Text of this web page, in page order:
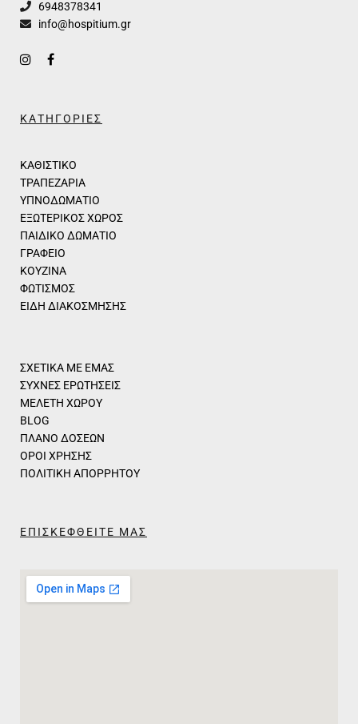
6948378341
info@hospitium.gr
ΚΑΤΗΓΟΡΙΕΣ
ΚΑΘΙΣΤΙΚΟ
ΤΡΑΠΕΖΑΡΙΑ
ΥΠΝΟΔΩΜΑΤΙΟ
ΕΞΩΤΕΡΙΚΟΣ ΧΩΡΟΣ
ΠΑΙΔΙΚΟ ΔΩΜΑΤΙΟ
ΓΡΑΦΕΙΟ
ΚΟΥΖΙΝΑ
ΦΩΤΙΣΜΟΣ
ΕΙΔΗ ΔΙΑΚΟΣΜΗΣΗΣ
ΣΧΕΤΙΚΑ ΜΕ ΕΜΑΣ
ΣΥΧΝΕΣ ΕΡΩΤΗΣΕΙΣ
ΜΕΛΕΤΗ ΧΩΡΟΥ
BLOG
ΠΛΑΝΟ ΔΟΣΕΩΝ
ΟΡΟΙ ΧΡΗΣΗΣ
ΠΟΛΙΤΙΚΗ ΑΠΟΡΡΗΤΟΥ
ΕΠΙΣΚΕΦΘΕΙΤΕ ΜΑΣ